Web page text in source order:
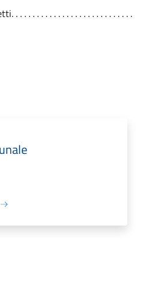
. . . . . . . . . . . . . . . . . . . . . . . . . . .